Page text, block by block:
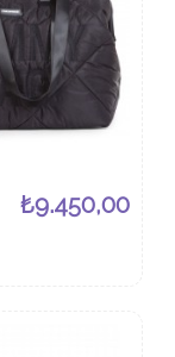
₺9.450,00